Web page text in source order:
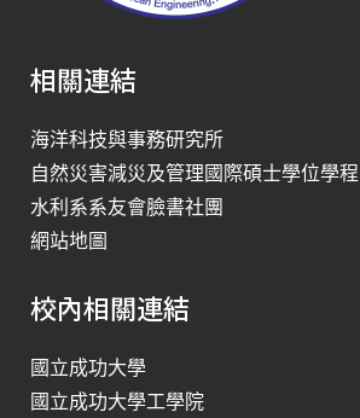
相關連結
海洋科技與事務研究所
自然災害減災及管理國際碩士學位學程
水利系系友會臉書社團
網站地圖
校內相關連結
國立成功大學
國立成功大學工學院